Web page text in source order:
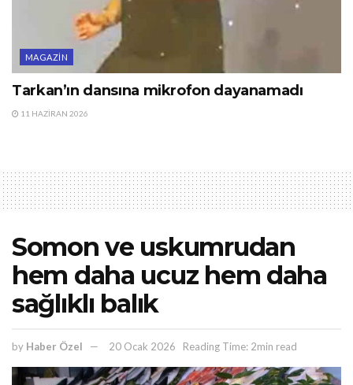
MAGAZIN
Tarkan’ın dansına mikrofon dayanamadı
11 HAZIRAN 2026
Somon ve uskumrudan
hem daha ucuz hem daha
sağlıklı balık
by Haber Özel 20 Ocak 2026 Reading Time: 2min read